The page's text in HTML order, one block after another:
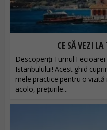
CE SĂ VEZI LA
Descoperiți Turnul Fecioarei
Istanbulului! Acest ghid
mele practice pentru o
acolo, prețurile...